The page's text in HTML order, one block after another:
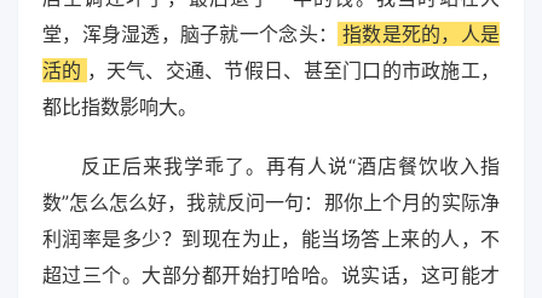
堂，浑身湿透，脑子就一个念头：
指数是死的，人是
活的 ，天气、交通、节假日、甚至门口的市政施工，
都比指数影响大。
反正后来我学乖了。再有人说“酒店餐饮收入指
数”怎么怎么好，我就反问一句：那你上个月的实际净
利润率是多少？到现在为止，能当场答上来的人，不
超过三个。大部分都开始打哈哈。说实话，这可能才